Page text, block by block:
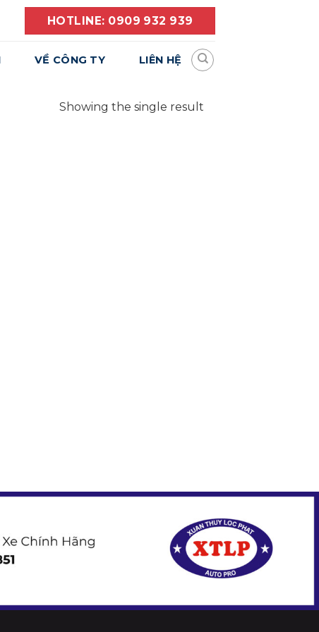
HOTLINE: 0909 932 939
VỀ CÔNG TY LIÊN HỆ
Showing the single result